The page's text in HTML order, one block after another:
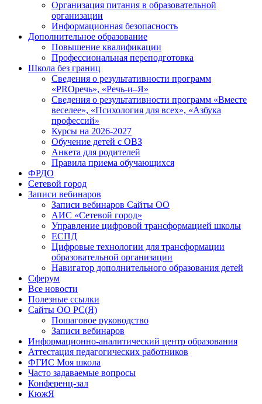
Организация питания в образовательной
организации
Информационная безопасность
Дополнительное образование
Повышение квалификации
Профессиональная переподготовка
Школа без границ
Сведения о результативности программ
«PROречь», «Речь-и–Я»
Сведения о результативности программ «Вместе
веселее», «Психология для всех», «Азбука
профессий»
Курсы на 2026-2027
Обучение детей с ОВЗ
Анкета для родителей
Правила приема обучающихся
ФРДО
Сетевой город
Записи вебинаров
Записи вебинаров Сайты ОО
АИС «Сетевой город»
Управление цифровой трансформацией школы
ЕСПД
Цифровые технологии для трансформации
образовательной организации
Навигатор дополнительного образования детей
Сферум
Все новости
Полезные ссылки
Сайты ОО РС(Я)
Пошаговое руководство
Записи вебинаров
Информационно-аналитический центр образования
Аттестация педагогических работников
ФГИС Моя школа
Часто задаваемые вопросы
Конференц-зал
КюжЯ